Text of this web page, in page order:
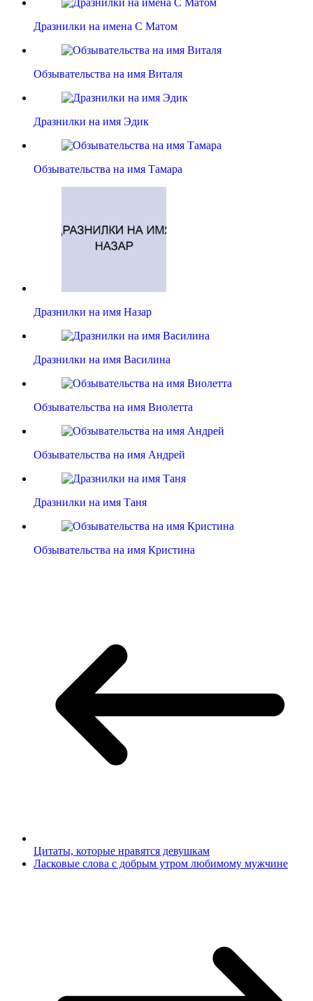
Дразнилки на имена С Матом
Обзывательства на имя Виталя
Дразнилки на имя Эдик
Обзывательства на имя Тамара
Дразнилки на имя Назар
Дразнилки на имя Василина
Обзывательства на имя Виолетта
Обзывательства на имя Андрей
Дразнилки на имя Таня
Обзывательства на имя Кристина
Цитаты, которые нравятся девушкам
Ласковые слова с добрым утром любимому мужчине